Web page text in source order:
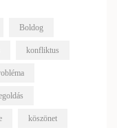
Boldog
konfliktus
köszönet